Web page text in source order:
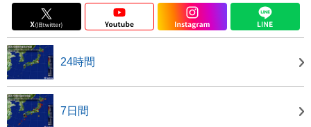
24時間
7日間